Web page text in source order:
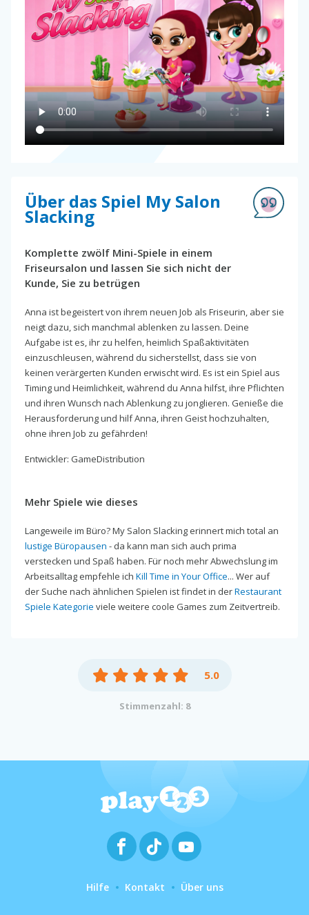
Über das Spiel My Salon
Slacking
Komplette zwölf Mini-Spiele in einem
Friseursalon und lassen Sie sich nicht der
Kunde, Sie zu betrügen
Anna ist begeistert von ihrem neuen Job als Friseurin, aber sie
neigt dazu, sich manchmal ablenken zu lassen. Deine
Aufgabe ist es, ihr zu helfen, heimlich Spaßaktivitäten
einzuschleusen, während du sicherstellst, dass sie von
keinen verärgerten Kunden erwischt wird. Es ist ein Spiel aus
Timing und Heimlichkeit, während du Anna hilfst, ihre Pflichten
und ihren Wunsch nach Ablenkung zu jonglieren. Genieße die
Herausforderung und hilf Anna, ihren Geist hochzuhalten,
ohne ihren Job zu gefährden!
Entwickler: GameDistribution
Mehr Spiele wie dieses
Langeweile im Büro? My Salon Slacking erinnert mich total an
lustige Büropausen - da kann man sich auch prima
verstecken und Spaß haben. Für noch mehr Abwechslung im
Arbeitsalltag empfehle ich Kill Time in Your Office... Wer auf
der Suche nach ähnlichen Spielen ist findet in derRestaurant
Spiele Kategorie viele weitere coole Games zum Zeitvertreib.
5.0
Stimmenzahl: 8
Hilfe Kontakt Über uns